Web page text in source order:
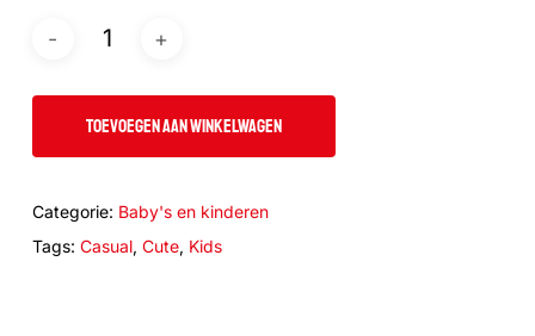
TOEVOEGEN AAN WINKELWAGEN
Categorie: Baby's en kinderen
Tags: Casual, Cute, Kids